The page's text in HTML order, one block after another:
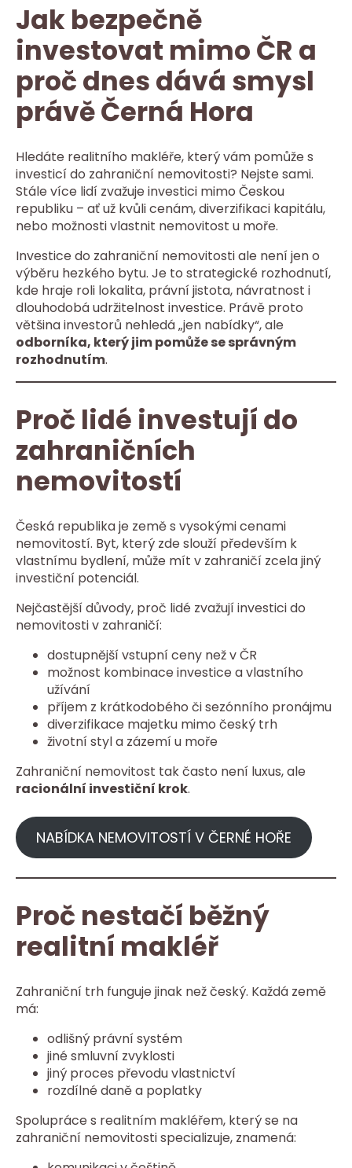
Jak bezpečně
investovat mimo ČR a
proč dnes dává smysl
právě Černá Hora
Hledáte realitního makléře, který vám pomůže s
investicí do zahraniční nemovitosti? Nejste sami.
Stále více lidí zvažuje investici mimo Českou
republiku – ať už kvůli cenám, diverzifikaci kapitálu,
nebo možnosti vlastnit nemovitost u moře.
Investice do zahraniční nemovitosti ale není jen o
výběru hezkého bytu. Je to strategické rozhodnutí,
kde hraje roli lokalita, právní jistota, návratnost i
dlouhodobá udržitelnost investice. Právě proto
většina investorů nehledá „jen nabídky“, ale
odborníka, který jim pomůže se správným
rozhodnutím.
Proč lidé investují do
zahraničních
nemovitostí
Česká republika je země s vysokými cenami
nemovitostí. Byt, který zde slouží především k
vlastnímu bydlení, může mít v zahraničí zcela jiný
investiční potenciál.
Nejčastější důvody, proč lidé zvažují investici do
nemovitosti v zahraničí:
dostupnější vstupní ceny než v ČR
možnost kombinace investice a vlastního
užívání
příjem z krátkodobého či sezónního pronájmu
diverzifikace majetku mimo český trh
životní styl a zázemí u moře
Zahraniční nemovitost tak často není luxus, ale
racionální investiční krok.
NABÍDKA NEMOVITOSTÍ V ČERNÉ HOŘE
Proč nestačí běžný
realitní makléř
Zahraniční trh funguje jinak než český. Každá země
má:
odlišný právní systém
jiné smluvní zvyklosti
jiný proces převodu vlastnictví
rozdílné daně a poplatky
Spolupráce s realitním makléřem, který se na
zahraniční nemovitosti specializuje, znamená: